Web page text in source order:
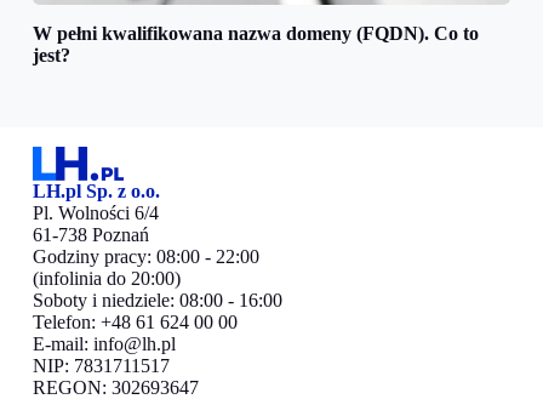
W pełni kwalifikowana nazwa domeny (FQDN). Co to
jest?
LH.pl Sp. z o.o.
Pl. Wolności 6/4
61-738 Poznań
Godziny pracy: 08:00 - 22:00
(infolinia do 20:00)
Soboty i niedziele: 08:00 - 16:00
Telefon: +48 61 624 00 00
E-mail: info@lh.pl
NIP: 7831711517
REGON: 302693647